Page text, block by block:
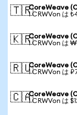
🇹🇷CoreWeave
1 CRWVon は
🇰🇷CoreWeave
1 CRWVon は
🇷🇺CoreWeave
1 CRWVon は
🇨🇦CoreWeave
1 CRWVon は